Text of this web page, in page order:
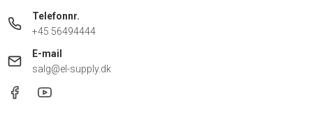
Telefonnr.
+45 56494444
E-mail
salg@el-supply.dk